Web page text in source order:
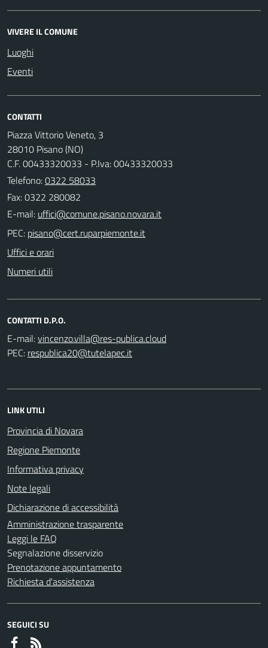
VIVERE IL COMUNE
Luoghi
Eventi
CONTATTI
Piazza Vittorio Veneto, 3
28010 Pisano (NO)
C.F. 00433320033 - P.Iva: 00433320033
Telefono:0322 58033
Fax: 0322 280082
E-mail:
PEC:
Uffici e orari
Numeri utili
CONTATTI D.P.O.
E-mail:
PEC:
LINK UTILI
Provincia di Novara
Regione Piemonte
Informativa privacy
Note legali
Dichiarazione di accessibilità
Amministrazione trasparente
Leggi le FAQ
Segnalazione disservizio
Prenotazione appuntamento
Richiesta d'assistenza
SEGUICI SU